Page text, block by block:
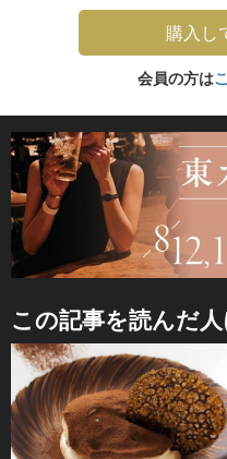
購入し
会員の方は
この記事を読んだ